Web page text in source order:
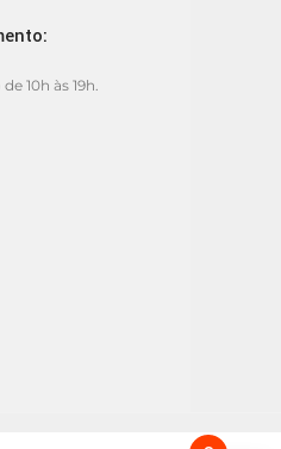
10h às 19h.